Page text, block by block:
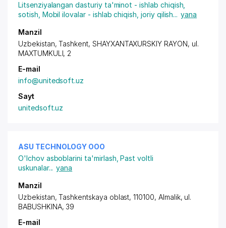
Litsenziyalangan dasturiy ta'minot - ishlab chiqish,
sotish Mobil ilovalar - ishlab chiqish, joriy qilish... yana
Manzil
Uzbekistan, Tashkent, SHAYXANTAXURSKIY RAYON, ul.
MAXTUMKULI, 2
E-mail
info@unitedsoft.uz
Sayt
unitedsoft.uz
ASU TECHNOLOGY ООО
O'lchov asboblarini ta'mirlash ,Past voltli
uskunalar... yana
Manzil
Uzbekistan, Tashkentskaya oblast, 110100, Almalik, ul.
BABUSHKINA, 39
E-mail